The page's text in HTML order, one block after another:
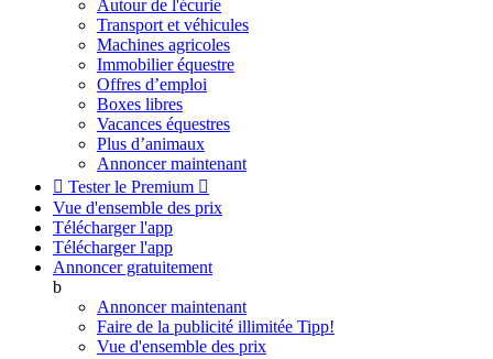
Autour de l'écurie
Transport et véhicules
Machines agricoles
Immobilier équestre
Offres d’emploi
Boxes libres
Vacances équestres
Plus d’animaux
Annoncer maintenant
 Tester le Premium 
Vue d'ensemble des prix
Télécharger l'app
Télécharger l'app
Annoncer gratuitement
b
Annoncer maintenant
Faire de la publicité illimitée Tipp!
Vue d'ensemble des prix